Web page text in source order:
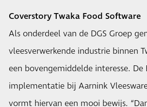
Coverstory Twaka Food Software
Als onderdeel van de DGS Groep
vleesverwerkende industrie binnen
een bovengemiddelde interesse. De
implementatie bij Aarnink
vormt hiervan een mooi bewijs.